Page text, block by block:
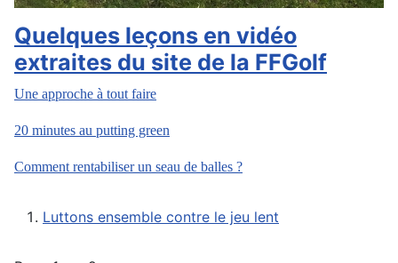
Quelques leçons en vidéo
extraites du site de la FFGolf
Une approche à tout faire
20 minutes au putting green
Comment rentabiliser un seau de balles ?
Luttons ensemble contre le jeu lent